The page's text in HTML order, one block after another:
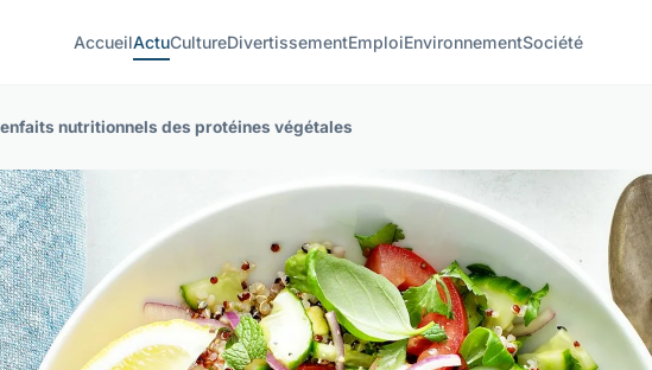
AccueilActuCultureDivertissementEmploiEnvironnementSociété
nutritionnels des protéines végétales